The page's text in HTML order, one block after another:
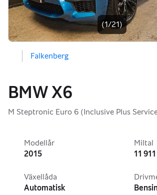
(1/21)
Falkenberg
BMW X6
M Steptronic Euro 6 (Inclusive Plus
Modellår
2015
Miltal
11
Växellåda
Automatisk